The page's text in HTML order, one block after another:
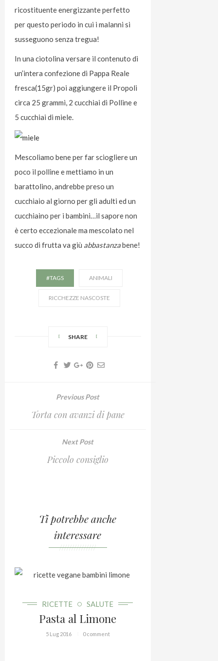
ricostituente energizzante perfetto
per questo periodo in cui i malanni si
susseguono senza tregua!
In una ciotolina versare il contenuto di
un’intera confezione di Pappa Reale
fresca(15gr) poi aggiungere il Propoli
circa 25 grammi, 2 cucchiai di Polline e
5 cucchiai di miele.
Mescoliamo bene per far sciogliere un
poco il polline e mettiamo in un
barattolino, andrebbe preso un
cucchiaio al giorno per gli adulti ed un
cucchiaino per i bambini…il sapore non
è certo eccezionale ma mescolato nel
succo di frutta va giù abbastanzabene!
#TAGS ANIMALI
RICCHEZZE NASCOSTE
SHARE
Previous Post
Torta con avanzi di pane
Next Post
Piccolo consiglio
Ti potrebbe anche
interessare
///////////////
RICETTE SALUTE
Pasta al Limone
5 Lug 2016 0 comment